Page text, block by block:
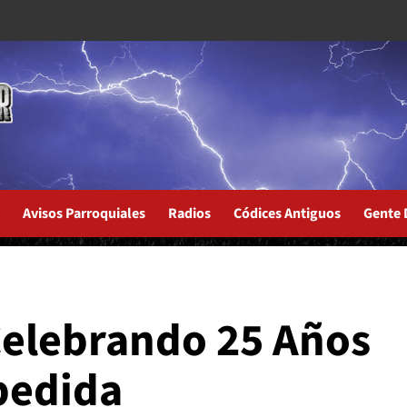
Avisos Parroquiales Radios Códices Antiguos Gente
25 Años